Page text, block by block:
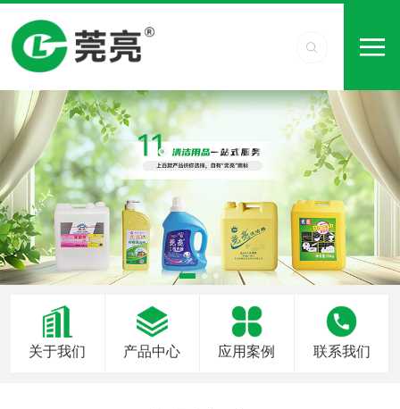
关于我们 产品中心 应用案例 联系我们